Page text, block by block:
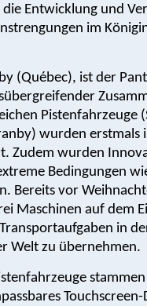
Entwicklung und
im
(Québec), ist der
Pistenfahrzeuge
wurden erstmals
Zudem wurden
Bedingungen
Bereits vor
Maschinen auf dem
in
Welt zu übernehmen.
Touchscreen-